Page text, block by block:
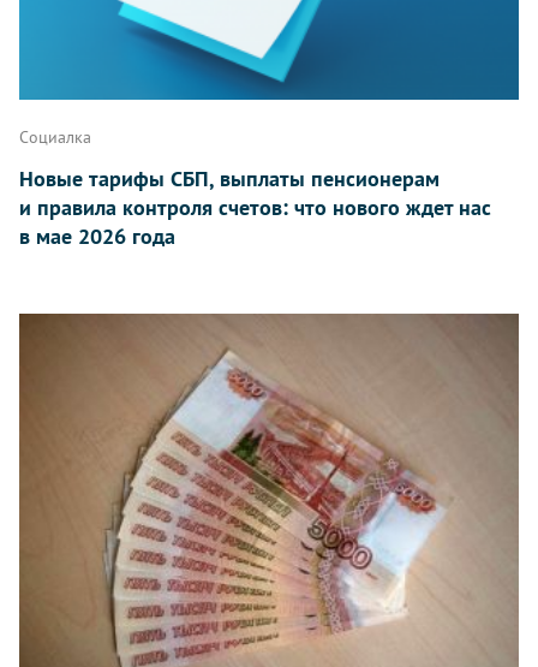
Социалка
Новые тарифы СБП, выплаты пенсионерам
и правила контроля счетов: что нового ждет нас
в мае 2026 года